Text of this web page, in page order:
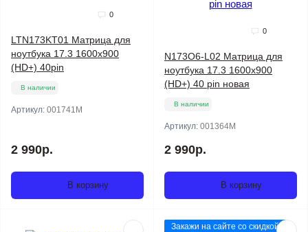
0
LTN173KT01 Матрица для
ноутбука 17.3 1600x900
(HD+) 40pin
В наличии
Артикул: 001741M
2 990р.
В корзину
0
N173O6-L02 Матрица для
ноутбука 17.3 1600x900
(HD+) 40 pin новая
В наличии
Артикул: 001364M
2 990р.
В корзину
Закажи на сайте со скидкой